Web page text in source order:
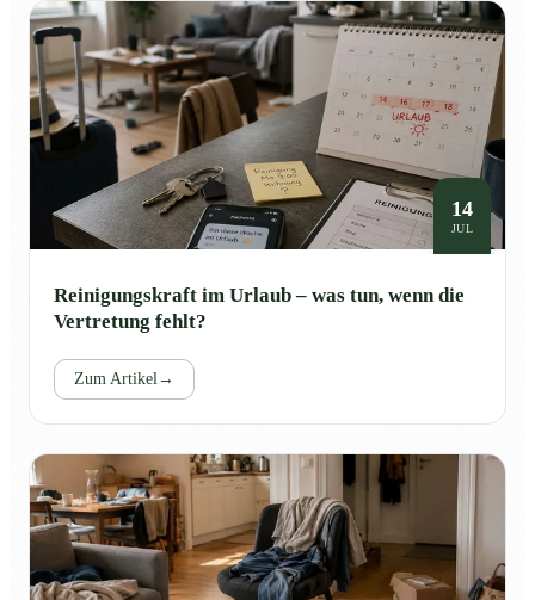
14
JUL
Reinigungskraft im Urlaub – was tun, wenn die
Vertretung fehlt?
Zum Artikel→